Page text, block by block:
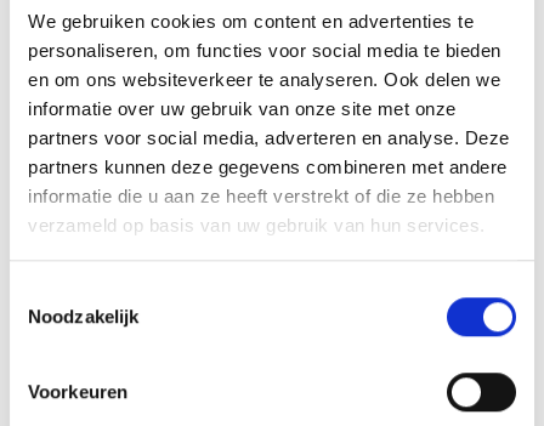
We gebruiken cookies om content en advertenties te
personaliseren, om functies voor social media te bieden
en om ons websiteverkeer te analyseren. Ook delen we
informatie over uw gebruik van onze site met onze
partners voor social media, adverteren en analyse. Deze
partners kunnen deze gegevens combineren met andere
informatie die u aan ze heeft verstrekt of die ze hebben
verzameld op basis van uw gebruik van hun services.
Noodzakelijk
Voorkeuren
Voorbeelden en ervaringen
Eline deelt enkele voorbeelden van de
impact die de trainingen hebben. "Een
veelvoorkomende situatie die we met de
ouders. Kinderen vinden dit vaak moeilijk
leren hen dat alle gevoelens die zij hebben